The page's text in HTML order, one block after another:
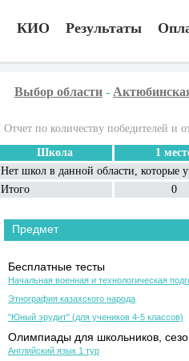
КИО Результаты
Выбор области -
Отчет по количеству победителей и
Школа
1
Нет школ в данной области, которые
Итого
0
Предмет
Бесплатные тесты
Начальная военная и технологическая
Этнография казахского народа
"Юный эрудит" (для учеников 4-5 классов)
Олимпиады для школьников,
Английский язык 1 тур